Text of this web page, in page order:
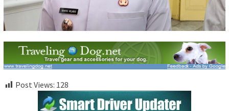
Post Views: 128